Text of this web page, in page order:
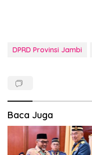
DPRD Provinsi Jambi
Baca Juga